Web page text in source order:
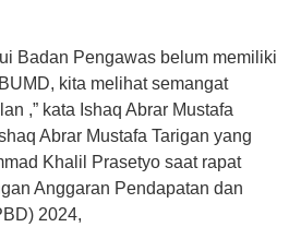
Badan Pengawas belum memiliki
kita melihat semangat
,” kata Ishaq Abrar Mustafa
Abrar Mustafa Tarigan yang
Khalil Prasetyo saat rapat
Anggaran Pendapatan dan
2024,